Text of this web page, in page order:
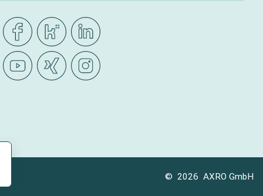
© 2026 AXRO GmbH